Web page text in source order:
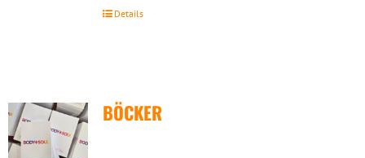
Details
BÖCKER